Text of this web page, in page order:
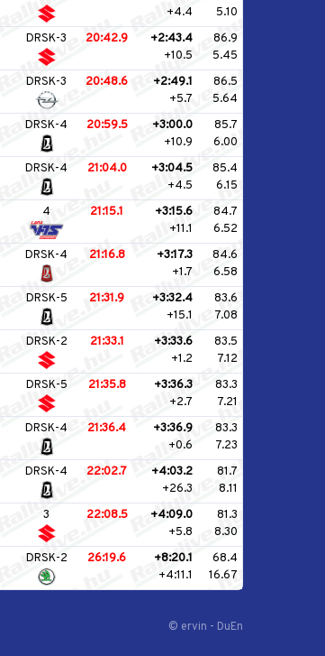
+4.4
5.10
DRSK-3 20:42.9
+2:43.4
+10.5
86.9
5.45
DRSK-3 20:48.6
+2:49.1
+5.7
86.5
5.64
DRSK-4 20:59.5
+3:00.0
+10.9
85.7
6.00
DRSK-4 21:04.0
+3:04.5
+4.5
85.4
6.15
4 21:15.1
+3:15.6
+11.1
84.7
6.52
DRSK-4 21:16.8
+3:17.3
+1.7
84.6
6.58
DRSK-5 21:31.9
+3:32.4
+15.1
83.6
7.08
DRSK-2 21:33.1
+3:33.6
+1.2
83.5
7.12
DRSK-5 21:35.8
+3:36.3
+2.7
83.3
7.21
DRSK-4 21:36.4
+3:36.9
+0.6
83.3
7.23
DRSK-4 22:02.7
+4:03.2
+26.3
81.7
8.11
3 22:08.5
+4:09.0
+5.8
81.3
8.30
DRSK-2 26:19.6
+8:20.1
+4:11.1
68.4
16.67
© ervin - DuEn